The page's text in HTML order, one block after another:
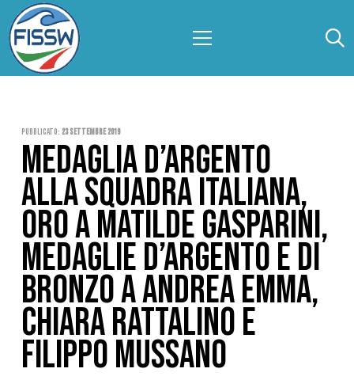
Pubblicato: 23 Settembre 2019
MEDAGLIA D’ARGENTO
ALLA SQUADRA ITALIANA,
ORO A MATILDE GASPARINI,
MEDAGLIE D’ARGENTO E DI
BRONZO A ANDREA EMMA,
CHIARA RATTALINO E
FILIPPO MUSSANO